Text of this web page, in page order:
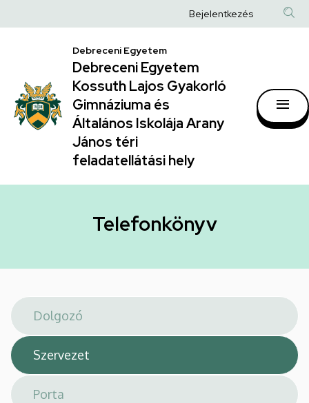
|
Debreceni
Egyetem
Kossuth
Lajos
Gyakorló
Általános
Arany
János
téri
feladatellátási
hely
a
Anonim
fiók
menüje
Bejelentkezés
Debreceni Egyetem
Debreceni Egyetem
Kossuth Lajos Gyakorló
Gimnáziuma és
Általános Iskolája Arany
János téri
feladatellátási hely
Telefonkönyv